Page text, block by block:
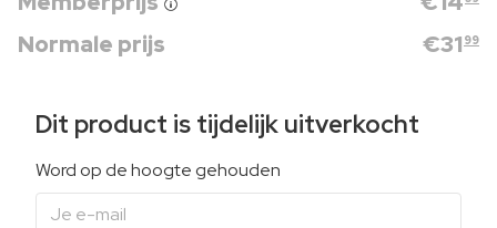
Normale prijs €31 99
Dit product is tijdelijk uitverkocht
Word op de hoogte gehouden